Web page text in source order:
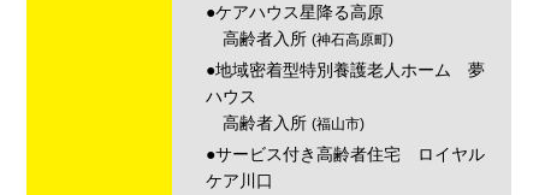
●ケアハウス星降る高原
高齢者入所(神石高原町)
●地域密着型特別養護老人ホーム 夢
ハウス
高齢者入所(福山市)
●サービス付き高齢者住宅 ロイヤル
ケア川口